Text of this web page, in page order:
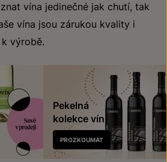
vína jedinečné jak chutí, tak
vína jsou zárukou kvality i
výrobě.
Pekelná
kolekce vín
PROZKOUMAT